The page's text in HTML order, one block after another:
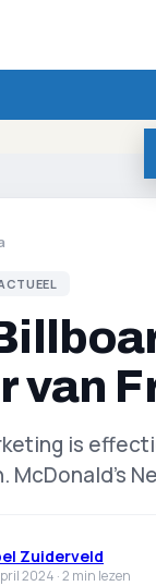
van
is
McDonald's
Zuiderveld
2024 ·2 min lezen